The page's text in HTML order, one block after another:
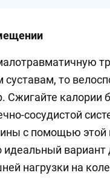
то
Сжигайте калории
сосудистой
с помощью этой
вариант
нагрузки на